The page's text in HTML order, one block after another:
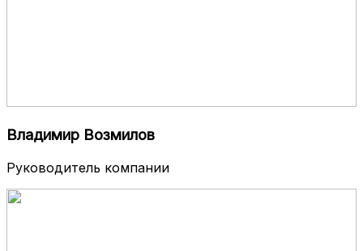
Владимир Возмилов
Руководитель компании